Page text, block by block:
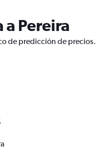
Pereira
de predicción de precios.